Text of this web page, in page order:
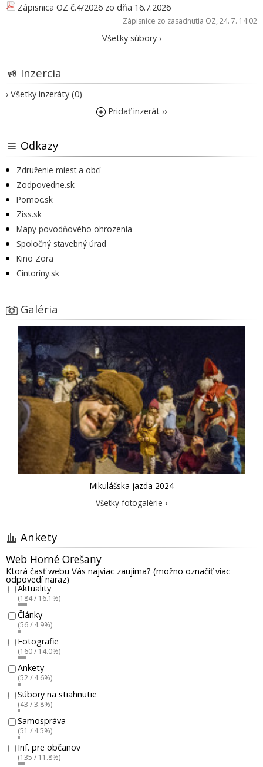
Zápisnica OZ č.4/2026 zo dňa 16.7.2026
Zápisnice zo zasadnutia OZ, 24. 7. 14:02
Všetky súbory ›
Inzercia
› Všetky inzeráty (0)
Pridať inzerát ››
Odkazy
Združenie miest a obcí
Zodpovedne.sk
Pomoc.sk
Ziss.sk
Mapy povodňového ohrozenia
Spoločný stavebný úrad
Kino Zora
Cintoríny.sk
Galéria
Mikulášska jazda 2024
Všetky fotogalérie ›
Ankety
Web Horné Orešany
Ktorá časť webu Vás najviac zaujíma? (možno označiť viac
odpovedí naraz)
Aktuality
(184 / 16.1%)
Články
(56 / 4.9%)
Fotografie
(160 / 14.0%)
Ankety
(52 / 4.6%)
Súbory na stiahnutie
(43 / 3.8%)
Samospráva
(51 / 4.5%)
Inf. pre občanov
(135 / 11.8%)